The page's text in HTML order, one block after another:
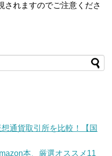
されますのでご注意くださ
通貨取引所を比較！【国
本、厳選オススメ11